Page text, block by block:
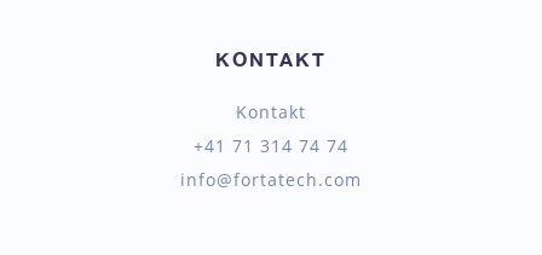
KONTAKT
Kontakt
+41 71 314 74 74
info@fortatech.com